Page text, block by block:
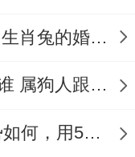
握机遇,正面
大的成就！
属兔和属蛇的适合做夫妻吗 生肖兔的婚姻情况到底好不好
属狗人最大靠山属相生肖是谁 属狗人跟谁一起能财源滚滚且最富
1982年出生的人2025年运势如何，用5个妙招创佳绩